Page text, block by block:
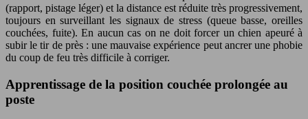
(rapport, pistage léger) et la distance est réduite très progressivement,
toujours en surveillant les signaux de stress (queue basse, oreilles
couchées, fuite). En aucun cas on ne doit forcer un chien apeuré à
subir le tir de près : une mauvaise expérience peut ancrer une phobie
du coup de feu très difficile à corriger.
Apprentissage de la position couchée prolongée au
poste